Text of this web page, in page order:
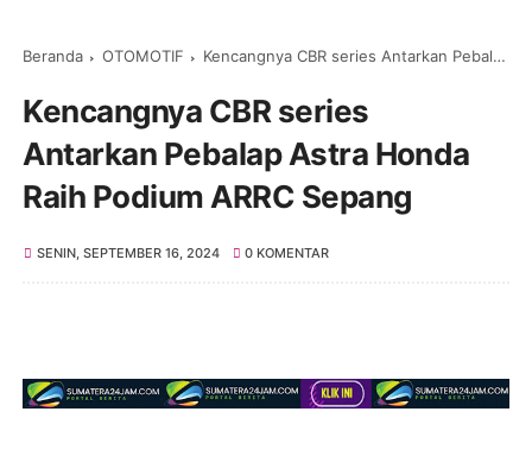
Beranda OTOMOTIF Kencangnya CBR series Antarkan Pebalap Astra Honda Raih Podium ARRC Sepang
Kencangnya CBR series
Antarkan Pebalap Astra Honda
Raih Podium ARRC Sepang
SENIN, SEPTEMBER 16, 2024 0 KOMENTAR